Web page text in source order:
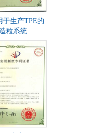
于生产TPE的
粒系统